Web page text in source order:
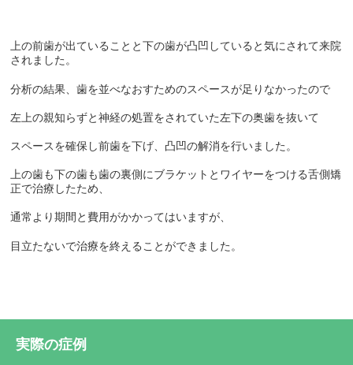
上の前歯が出ていることと下の歯が凸凹していると気にされて来院
されました。
分析の結果、歯を並べなおすためのスペースが足りなかったので
左上の親知らずと神経の処置をされていた左下の奥歯を抜いて
スペースを確保し前歯を下げ、凸凹の解消を行いました。
上の歯も下の歯も歯の裏側にブラケットとワイヤーをつける舌側矯
正で治療したため、
通常より期間と費用がかかってはいますが、
目立たないで治療を終えることができました。
実際の症例